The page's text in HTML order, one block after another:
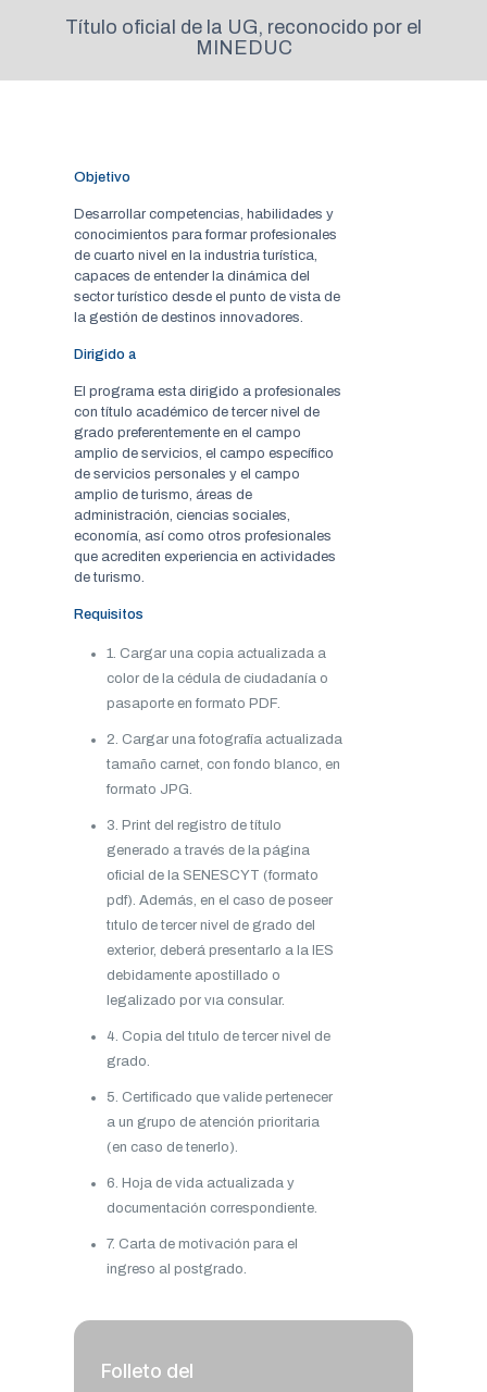
Título oficial de la UG, reconocido por el
MINEDUC
Objetivo
Desarrollar competencias, habilidades y
conocimientos para formar profesionales
de cuarto nivel en la industria turística,
capaces de entender la dinámica del
sector turístico desde el punto de vista de
la gestión de destinos innovadores.
Dirigido a
El programa esta dirigido a profesionales
con título académico de tercer nivel de
grado preferentemente en el campo
amplio de servicios, el campo específico
de servicios personales y el campo
amplio de turismo, áreas de
administración, ciencias sociales,
economía, así como otros profesionales
que acrediten experiencia en actividades
de turismo.
Requisitos
1. Cargar una copia actualizada a
color de la cédula de ciudadanía o
pasaporte en formato PDF.
2. Cargar una fotografía actualizada
tamaño carnet, con fondo blanco, en
formato JPG.
3. Print del registro de título
generado a través de la página
oficial de la SENESCYT (formato
pdf). Además, en el caso de poseer
tıtulo de tercer nivel de grado del
exterior, deberá presentarlo a la IES
debidamente apostillado o
legalizado por vıa consular.
4. Copia del tıtulo de tercer nivel de
grado.
5. Certificado que valide pertenecer
a un grupo de atención prioritaria
(en caso de tenerlo).
6. Hoja de vida actualizada y
documentación correspondiente.
7. Carta de motivación para el
ingreso al postgrado.
Folleto del